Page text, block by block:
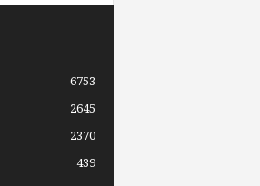
6753
2645
2370
439